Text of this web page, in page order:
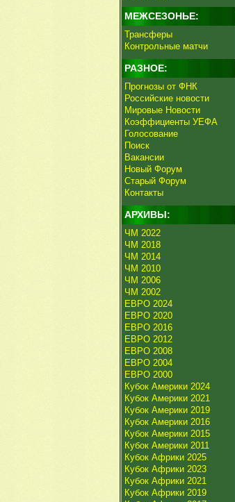
МЕЖСЕЗОНЬЕ:
Трансферы
Контрольные матчи
РАЗНОЕ:
Прогнозы от ФНК
Российские новости
Мировые Новости
Коэффициенты УЕФА
Голосование
Поиск
Вакансии
Новый Форум
Старый Форум
Контакты
АРХИВЫ:
ЧМ 2022
ЧМ 2018
ЧМ 2014
ЧМ 2010
ЧМ 2006
ЧМ 2002
ЕВРО 2024
ЕВРО 2020
ЕВРО 2016
ЕВРО 2012
ЕВРО 2008
ЕВРО 2004
ЕВРО 2000
Кубок Америки 2024
Кубок Америки 2021
Кубок Америки 2019
Кубок Америки 2016
Кубок Америки 2015
Кубок Америки 2011
Кубок Африки 2025
Кубок Африки 2023
Кубок Африки 2021
Кубок Африки 2019